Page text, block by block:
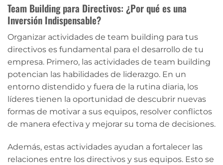
Team Building para Directivos: ¿Por qué es una
Inversión Indispensable?
Organizar actividades de team building para tus
directivos es fundamental para el desarrollo de tu
empresa. Primero, las actividades de team building
potencian las habilidades de liderazgo. En un
entorno distendido y fuera de la rutina diaria, los
líderes tienen la oportunidad de descubrir nuevas
formas de motivar a sus equipos, resolver conflictos
de manera efectiva y mejorar su toma de decisiones.
Además, estas actividades ayudan a fortalecer las
relaciones entre los directivos y sus equipos. Esto se